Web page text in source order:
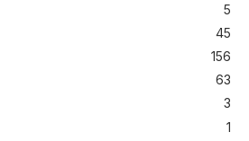
5
45
156
63
3
1